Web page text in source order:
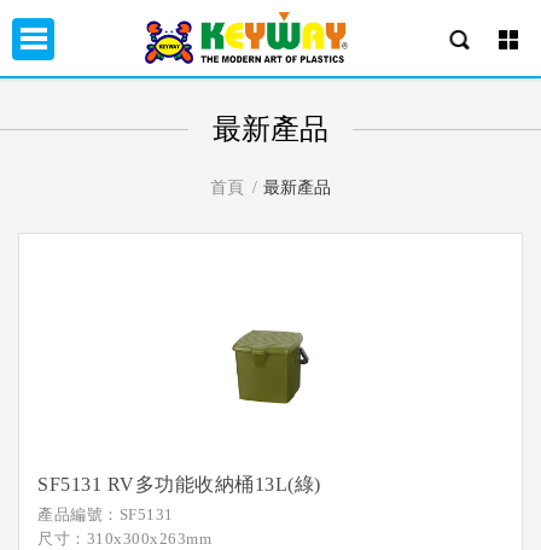
最新產品
首頁 最新產品
SF5131 RV多功能收納桶13L(綠)
產品編號：SF5131
尺寸：310x300x263mm